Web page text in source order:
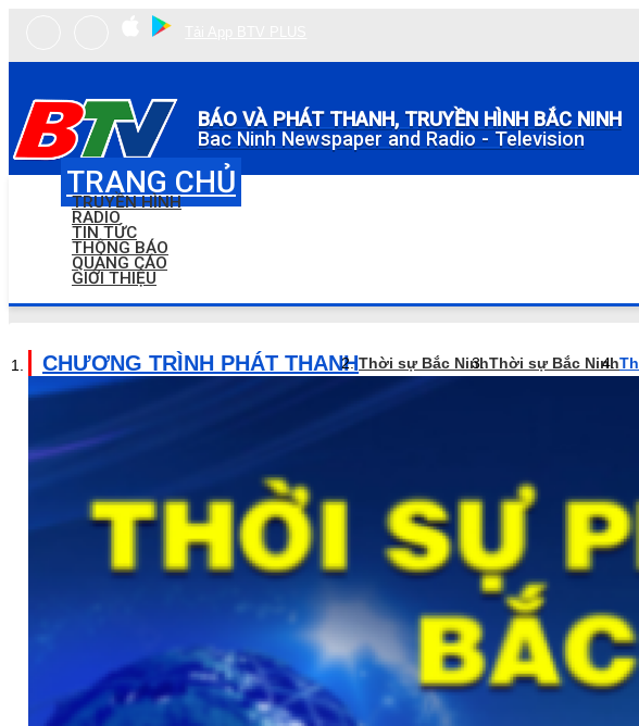
BÁO VÀ PHÁT THANH, TRUYỀN HÌNH BẮC NINH
Bac Ninh Newspaper and Radio - Television
TRANG CHỦ
TRUYỀN HÌNH
RADIO
TIN TỨC
THÔNG BÁO
QUẢNG CÁO
GIỚI THIỆU
CHƯƠNG TRÌNH PHÁT THANHThời sự Bắc NinhThời sự Bắc Ninh